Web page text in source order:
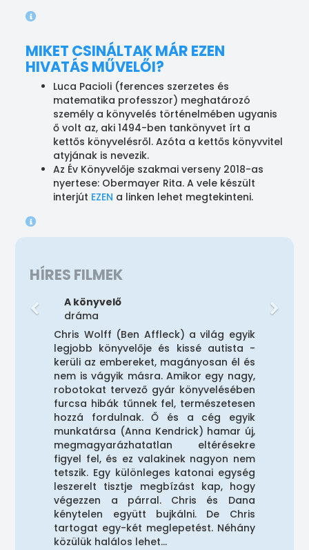
MIKET CSINÁLTAK MÁR EZEN
HIVATÁS MŰVELŐI?
Luca Pacioli (ferences szerzetes és
matematika professzor) meghatározó
személy a könyvelés történelmében ugyanis
ő volt az, aki 1494-ben tankönyvet írt a
kettős könyvelésről. Azóta a kettős könyvvitel
atyjának is nevezik.
Az Év Könyvelője szakmai verseny 2018-as
nyertese: Obermayer Rita. A vele készült
interjút EZEN a linken lehet megtekinteni.
HÍRES FILMEK
A könyvelő
dráma
Chris Wolff (Ben Affleck) a világ egyik
legjobb könyvelője és kissé autista -
kerüli az embereket, magányosan él és
nem is vágyik másra. Amikor egy nagy,
robotokat tervező gyár könyvelésében
furcsa hibák tűnnek fel, természetesen
hozzá fordulnak. Ő és a cég egyik
munkatársa (Anna Kendrick) hamar új,
megmagyarázhatatlan eltérésekre
figyel fel, és ez valakinek nagyon nem
tetszik. Egy különleges katonai egység
leszerelt tisztje megbízást kap, hogy
végezzen a párral. Chris és Dana
kénytelen együtt bujkálni. De Chris
tartogat egy-két meglepetést. Néhány
közülük halálos lehet...